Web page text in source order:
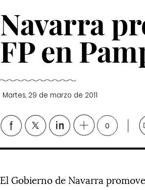
Navarra
FP en
Martes, 29 de marzo de 2011
0
El Gobierno de Navarra